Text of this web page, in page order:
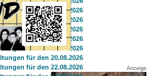
Anzeige